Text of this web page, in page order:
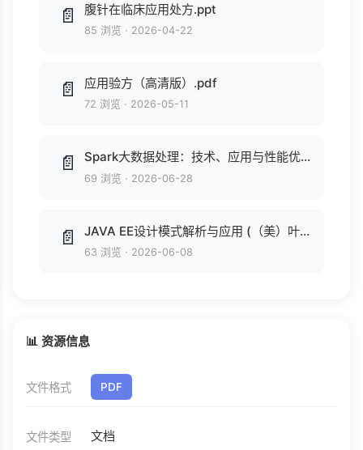
📄 腹针在临床应用处方.ppt
85 浏览 · 2026-04-22
📄 应用验方（高清版）.pdf
72 浏览 · 2026-05-11
📄 Spark大数据处理：技术、应用与性能优化 (大数据技术丛书) (高彦杰 著).epub
69 浏览 · 2026-06-28
📄 JAVA EE设计模式解析与应用 (（美）叶尼，（美）希多姆著, (美)Murat Yener etc.) .pdf
63 浏览 · 2026-06-08
📊 资源信息
文件格式 PDF
文件类型 文档